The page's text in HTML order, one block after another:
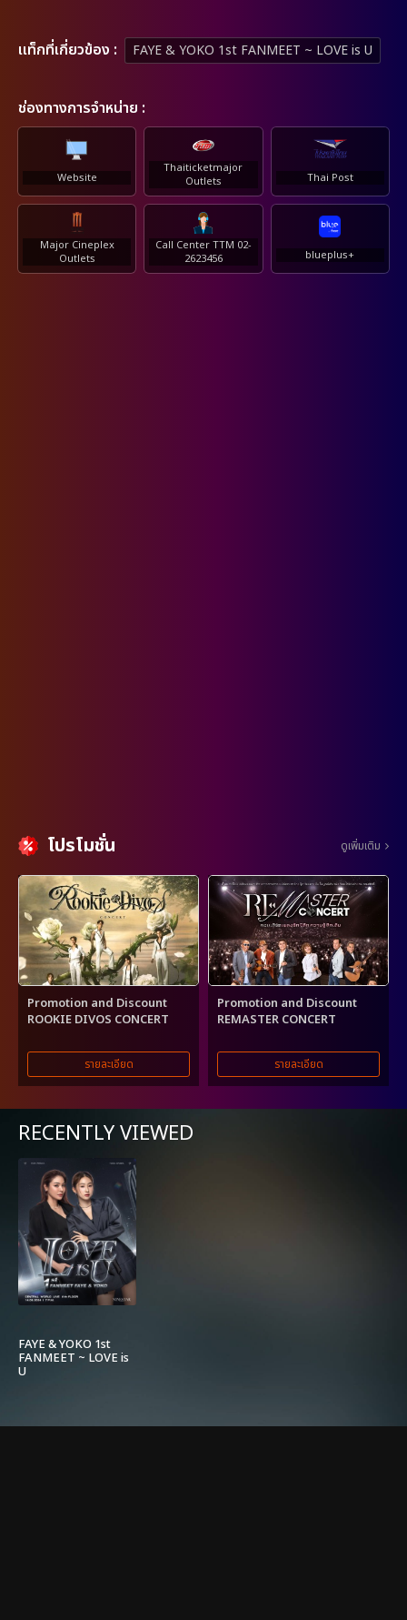
เเท็กที่เกี่ยวข้อง : FAYE & YOKO 1st FANMEET ~ LOVE is U
ช่องทางการจำหน่าย :
Website
Thaiticketmajor
Outlets
Thai Post
Major Cineplex
Outlets
Call Center TTM 02-
2623456
blueplus+
โปรโมชั่น ดูเพิ่มเติม
Promotion and Discount
ROOKIE DIVOS CONCERT
รายละเอียด
Promotion and Discount
REMASTER CONCERT
รายละเอียด
RECENTLY VIEWED
FAYE & YOKO 1st
FANMEET ~ LOVE is
U